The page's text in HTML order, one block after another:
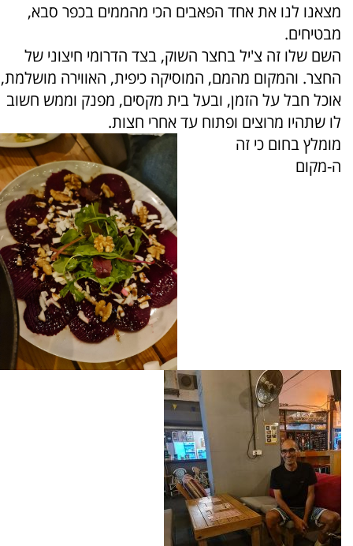
מצאנו לנו את אחד הפאבים הכי מהממים בכפר סבא,
מבטיחים.
השם שלו זה צ'יל בחצר השוק, בצד הדרומי חיצוני של
החצר. והמקום מהמם, המוסיקה כיפית, האווירה מושלמת,
אוכל חבל על הזמן, ובעל בית מקסים, מפנק וממש חשוב
לו שתהיו מרוצים ופתוח עד אחרי חצות.
מומלץ בחום כי זה
ה-מקום